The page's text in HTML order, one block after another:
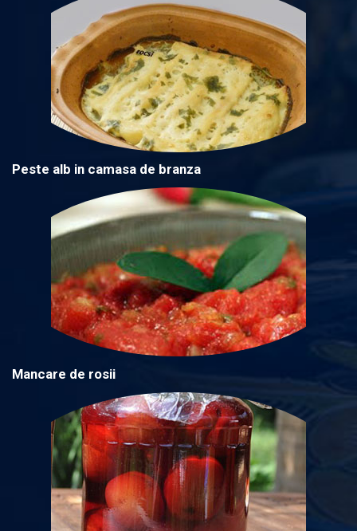
Peste alb in camasa de branza
Mancare de rosii